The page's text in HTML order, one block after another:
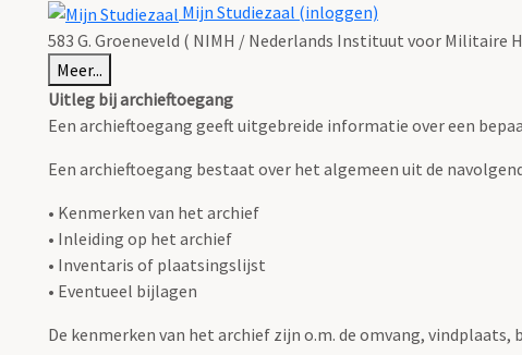
Mijn Studiezaal (inloggen)
583 G. Groeneveld ( NIMH / Nederlands Instituut voor Militaire
Meer...
Uitleg bij archieftoegang
Een archieftoegang geeft uitgebreide informatie over een
Een archieftoegang bestaat over het algemeen uit de
• Kenmerken van het archief
• Inleiding op het archief
• Inventaris of plaatsingslijst
• Eventueel bijlagen
De kenmerken van het archief zijn o.m. de omvang, vindplaats,